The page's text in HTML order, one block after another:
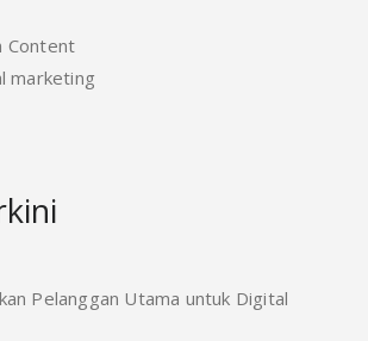
Content
marketing
Pelanggan Utama untuk Digital